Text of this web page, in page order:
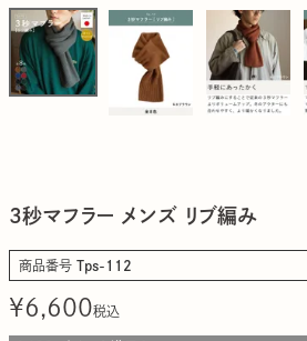
3秒マフラー メンズ リブ編み
商品番号 Tps-112
¥6,600税込